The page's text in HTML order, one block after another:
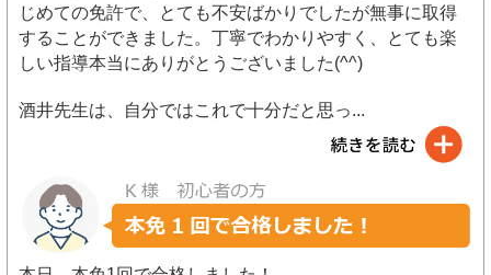
じめての免許で、とても不安ばかりでしたが無事に取得
することができました。丁寧でわかりやすく、とても楽
しい指導本当にありがとうございました(^^)
酒井先生は、自分ではこれで十分だと思っ...